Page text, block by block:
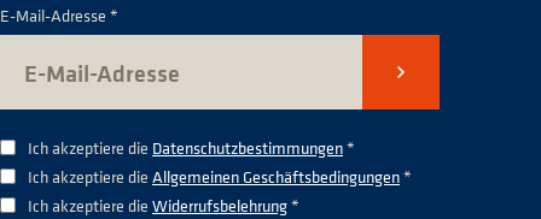
E-Mail-Adresse *
Senden
Ich akzeptiere die Datenschutzbestimmungen*
Ich akzeptiere die Allgemeinen Geschäftsbedingungen*
Ich akzeptiere die Widerrufsbelehrung*